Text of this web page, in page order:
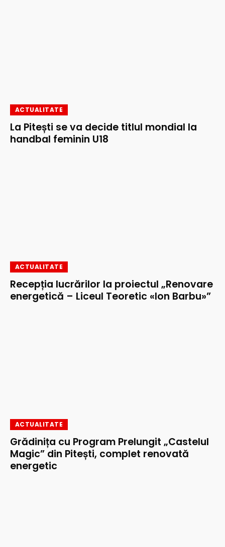
ACTUALITATE
La Pitești se va decide titlul mondial la
handbal feminin U18
ACTUALITATE
Recepția lucrărilor la proiectul „Renovare
energetică – Liceul Teoretic «Ion Barbu»”
ACTUALITATE
Grădinița cu Program Prelungit „Castelul
Magic” din Pitești, complet renovată
energetic